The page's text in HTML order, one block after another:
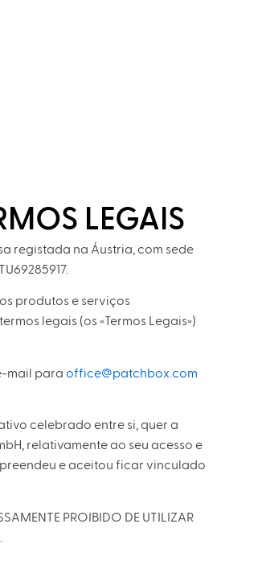
LEGAIS
registada na Áustria, com sede
produtos e serviços
legais (os «Termos Legais»)
mail paraoffice@patchbox.com
celebrado entre si, quer a
relativamente ao seu acesso e
e aceitou ficar vinculado
PROIBIDO DE UTILIZAR